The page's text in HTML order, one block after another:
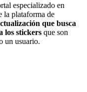
especializado en
la plataforma de
que busca
los stickers que son
un usuario.